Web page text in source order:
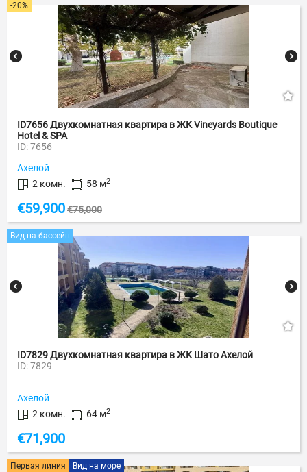
-20%
ID7656 Двухкомнатная квартира в ЖК Vineyards Boutique
Hotel & SPA
ID: 7656
Ахелой
2 комн.
58 м2
€59,900€75,000
Вид на бассейн
ID7829 Двухкомнатная квартира в ЖК Шато Ахелой
ID: 7829
Ахелой
2 комн.
64 м2
€71,900
Первая линия Вид на море